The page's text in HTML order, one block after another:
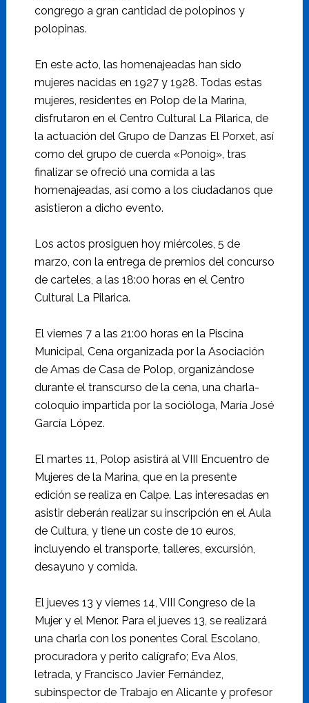
congrego a gran cantidad de polopinos y
polopinas.
En este acto, las homenajeadas han sido
mujeres nacidas en 1927 y 1928. Todas estas
mujeres, residentes en Polop de la Marina,
disfrutaron en el Centro Cultural La Pilarica, de
la actuación del Grupo de Danzas El Porxet, así
como del grupo de cuerda «Ponoig», tras
finalizar se ofreció una comida a las
homenajeadas, así como a los ciudadanos que
asistieron a dicho evento.
Los actos prosiguen hoy miércoles, 5 de
marzo, con la entrega de premios del concurso
de carteles, a las 18:00 horas en el Centro
Cultural La Pilarica.
El viernes 7 a las 21:00 horas en la Piscina
Municipal, Cena organizada por la Asociación
de Amas de Casa de Polop, organizándose
durante el transcurso de la cena, una charla-
coloquio impartida por la socióloga, María José
García López.
El martes 11, Polop asistirá al VIII Encuentro de
Mujeres de la Marina, que en la presente
edición se realiza en Calpe. Las interesadas en
asistir deberán realizar su inscripción en el Aula
de Cultura, y tiene un coste de 10 euros,
incluyendo el transporte, talleres, excursión,
desayuno y comida.
El jueves 13 y viernes 14, VIII Congreso de la
Mujer y el Menor. Para el jueves 13, se realizará
una charla con los ponentes Coral Escolano,
procuradora y perito calígrafo; Eva Alos,
letrada, y Francisco Javier Fernández,
subinspector de Trabajo en Alicante y profesor